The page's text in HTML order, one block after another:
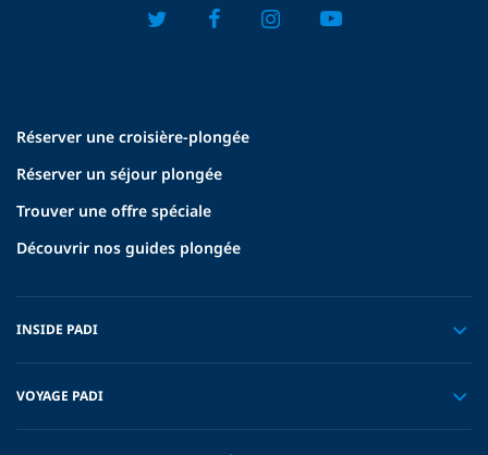
Réserver une croisière-plongée
Réserver un séjour plongée
Trouver une offre spéciale
Découvrir nos guides plongée
INSIDE PADI
VOYAGE PADI